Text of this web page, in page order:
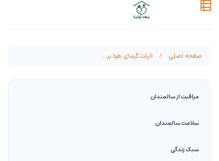
صفحه اصلی / اثرات گرمای هوا بر...
مراقبت از سالمندان
سلامت سالمندان
سبک زندگی